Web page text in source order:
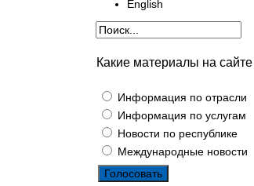
English
Какие материалы на
Информация по отрасли
Информация по услугам
Новости по республике
Международные новости